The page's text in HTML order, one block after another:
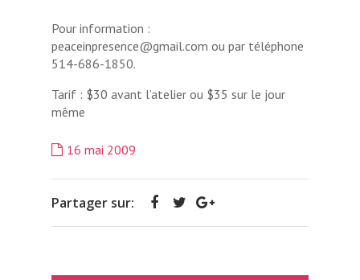
Pour information :
peaceinpresence@gmail.com ou par téléphone
514-686-1850.
Tarif : $30 avant l’atelier ou $35 sur le jour
même
16 mai 2009
Partager sur: